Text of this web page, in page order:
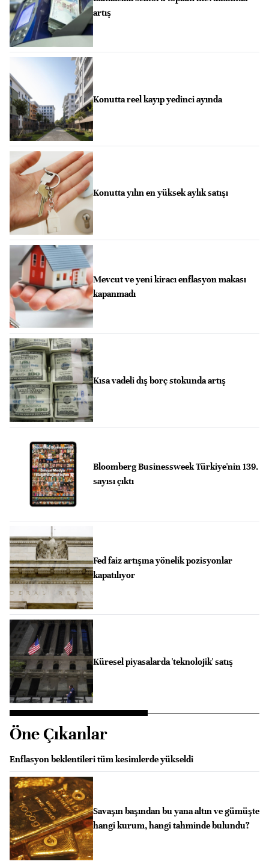
artış
Konutta reel kayıp yedinci ayında
Konutta yılın en yüksek aylık satışı
Mevcut ve yeni kiracı enflasyon makası
kapanmadı
Kısa vadeli dış borç stokunda artış
Bloomberg Businessweek Türkiye'nin 139.
sayısı çıktı
Fed faiz artışına yönelik pozisyonlar
kapatılıyor
Küresel piyasalarda 'teknolojik' satış
Öne Çıkanlar
Enflasyon beklentileri tüm kesimlerde yükseldi
Savaşın başından bu yana altın ve gümüşte
hangi kurum, hangi tahminde bulundu?